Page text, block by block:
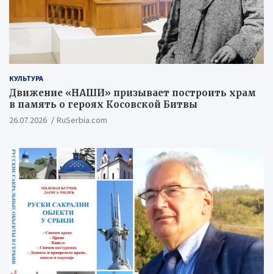
КУЛЬТУРА
Движение «НАШИ» призывает построить храм
в память о героях Косовской Битвы
26.07.2026 RuSerbia.com